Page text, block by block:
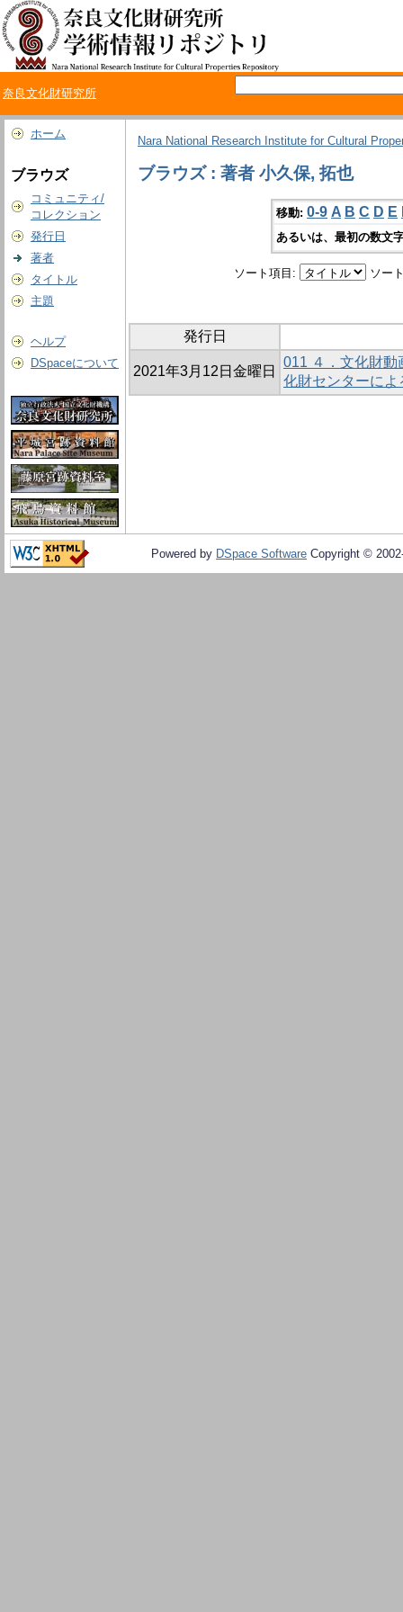
奈良文化財研究所
ホーム
ブラウズ
コミュニティ/
コレクション
発行日
著者
タイトル
主題
ヘルプ
DSpaceについて
Nara National Research Institute for Cultural
ブラウズ : 著者 小久保, 拓也
移動: 0-9 A B C D E
あるいは、最初の数文
ソート項目: ソー
発行日
2021年3月12日金曜日
011 ４．文化財動
化財センターによ
Powered by DSpace Software Copyright ©